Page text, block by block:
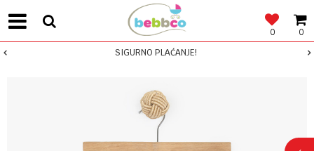
0
0
SIGURNO PLAĆANJE!